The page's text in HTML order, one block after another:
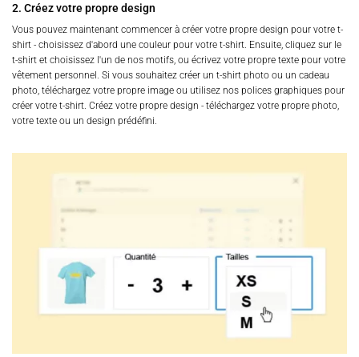
2. Créez votre propre design
Vous pouvez maintenant commencer à créer votre propre design pour votre t-
shirt - choisissez d'abord une couleur pour votre t-shirt. Ensuite, cliquez sur le
t-shirt et choisissez l'un de nos motifs, ou écrivez votre propre texte pour votre
vêtement personnel. Si vous souhaitez créer un t-shirt photo ou un cadeau
photo, téléchargez votre propre image ou utilisez nos polices graphiques pour
créer votre t-shirt. Créez votre propre design - téléchargez votre propre photo,
votre texte ou un design prédéfini.